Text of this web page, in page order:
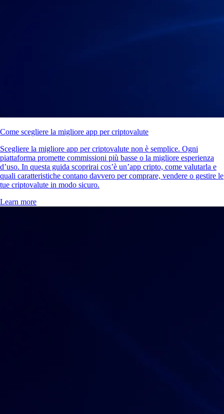
Come scegliere la migliore app per criptovalute
Scegliere la migliore app per criptovalute non è semplice. Ogni
piattaforma promette commissioni più basse o la migliore esperienza
d’uso. In questa guida scoprirai cos’è un’app cripto, come valutarla e
quali caratteristiche contano davvero per comprare, vendere o gestire le
tue criptovalute in modo sicuro.
Learn more